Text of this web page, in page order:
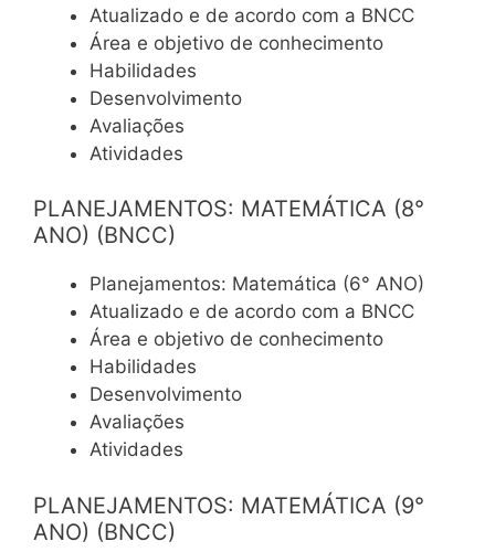
Atualizado e de acordo com a BNCC
Área e objetivo de conhecimento
Habilidades
Desenvolvimento
Avaliações
Atividades
PLANEJAMENTOS: MATEMÁTICA (8°
ANO) (BNCC)
Planejamentos: Matemática (6° ANO)
Atualizado e de acordo com a BNCC
Área e objetivo de conhecimento
Habilidades
Desenvolvimento
Avaliações
Atividades
PLANEJAMENTOS: MATEMÁTICA (9°
ANO) (BNCC)